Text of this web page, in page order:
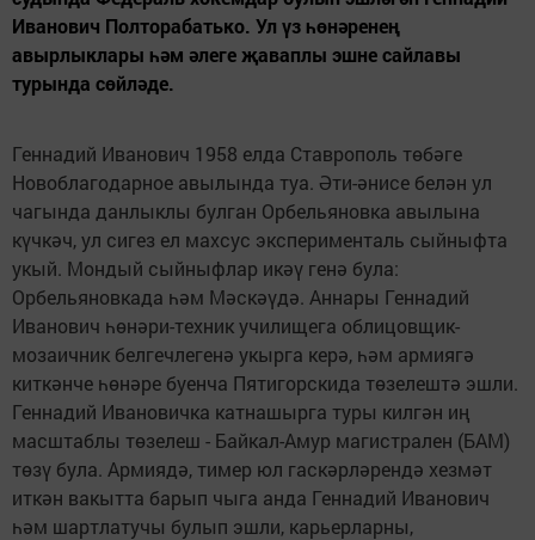
Иванович Полторабатько. Ул үз һөнәренең
авырлыклары һәм әлеге җаваплы эшне сайлавы
турында сөйләде.
Геннадий Иванович 1958 елда Ставрополь төбәге
Новоблагодарное авылында туа. Әти-әнисе белән ул
чагында данлыклы булган Орбельяновка авылына
күчкәч, ул сигез ел махсус эксперименталь сыйныфта
укый. Мондый сыйныфлар икәү генә була:
Орбельяновкада һәм Мәскәүдә. Аннары Геннадий
Иванович һөнәри-техник училищега облицовщик-
мозаичник белгечлегенә укырга керә, һәм армиягә
киткәнче һөнәре буенча Пятигорскида төзелештә эшли.
Геннадий Ивановичка катнашырга туры килгән иң
масштаблы төзелеш - Байкал-Амур магистрален (БАМ)
төзү була. Армиядә, тимер юл гаскәрләрендә хезмәт
иткән вакытта барып чыга анда Геннадий Иванович
һәм шартлатучы булып эшли, карьерларны,